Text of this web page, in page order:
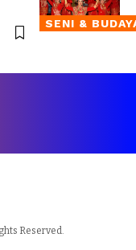
SENI &
Reserved.